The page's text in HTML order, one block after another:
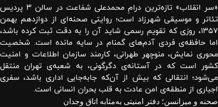
«سر انقلاب» تازه‌ترین درامِ محمدعلی شفاعت در سالن ۳ پردیس
تئاتر و موسیقی شهرزاد است؛ روایتی صحنه‌ای از دوازدهم بهمن
۱۳۵۷، روزی که تقویم رسمی شاید آن را به دقت ثبت کرده باشد،
اما حافظه‌ی فردی آدم‌های گمنام در سایه مانده است. شخصیت
محوری نمایش، منوچهر طهرانی، کارمند سازمان اطلاعات و امنیت
کشور است که در آستانه‌ی دگرگونی، به شعبه‌ی تهران منتقل
می‌شود؛ انتقالی که بیش از آن‌که جابه‌جایی اداری باشد، سفری
اجباری از منطقه‌ی امن عادت به قلب بحران انسانی است.
صحنه و میزانسن؛ دفتر امنیتی به‌مثابه اتاق وجدان